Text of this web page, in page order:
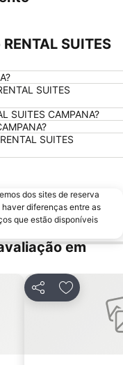
SUITES
SUITES
SUITES CAMPANA?
SUITES
dos sites de reserva
diferenças entre as
que estão disponíveis
em
PartilharAdicionar